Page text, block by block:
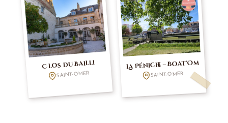
Clos du Bailli
SAINT-OMER
La Péniche – Boat'Om
SAINT-OMER